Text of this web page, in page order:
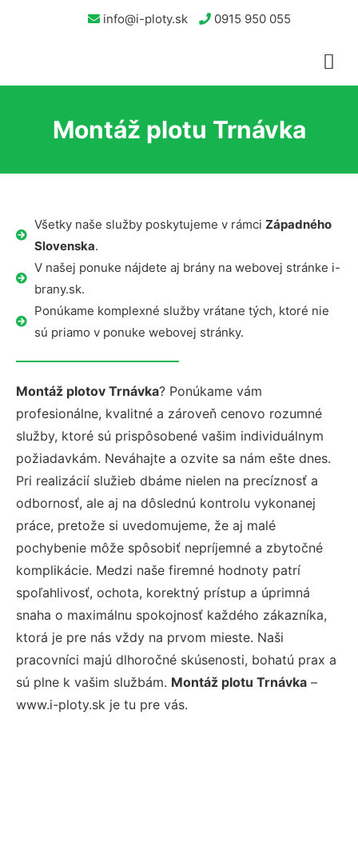
info@i-ploty.sk 0915 950 055
Montáž plotu Trnávka
Všetky naše služby poskytujeme v rámci Západného
Slovenska.
V našej ponuke nájdete aj brány na webovej stránke i-
brany.sk.
Ponúkame komplexné služby vrátane tých, ktoré nie
sú priamo v ponuke webovej stránky.
Montáž plotov Trnávka? Ponúkame vám
profesionálne, kvalitné a zároveň cenovo rozumné
služby, ktoré sú prispôsobené vašim individuálnym
požiadavkám. Neváhajte a ozvite sa nám ešte dnes.
Pri realizácií služieb dbáme nielen na precíznosť a
odbornosť, ale aj na dôslednú kontrolu vykonanej
práce, pretože si uvedomujeme, že aj malé
pochybenie môže spôsobiť nepríjemné a zbytočné
komplikácie. Medzi naše firemné hodnoty patrí
spoľahlivosť, ochota, korektný prístup a úprimná
snaha o maximálnu spokojnosť každého zákazníka,
ktorá je pre nás vždy na prvom mieste. Naši
pracovníci majú dlhoročné skúsenosti, bohatú prax a
sú plne k vašim službám. Montáž plotu Trnávka –
www.i-ploty.sk je tu pre vás.